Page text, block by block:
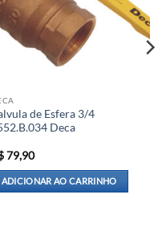
de Esfera 3/4
Deca
79,90
ADICIONAR AO CARRINHO